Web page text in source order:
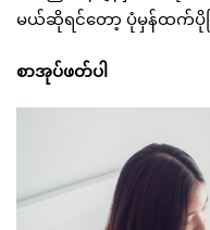
မယ်ဆိုရင်တော့ ပုံမှန်ထက်ပို
စာအုပ်ဖတ်ပါ